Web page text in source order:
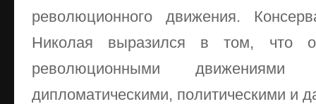
революционного движения.
Николая выразился в том, что
революционными
дипломатическими, политическими и